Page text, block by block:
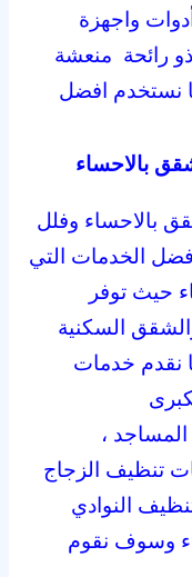
واجهزة
رائحة منعشة
نستخدم افضل
بالاحساء
بالاحساء وفلل
الخدمات التي
حيث توفر
السكنية
نقدم خدمات
،
تنظيف الزجاج
النوادي
وسوف نقوم